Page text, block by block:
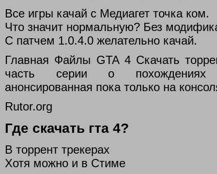
Все игры качай с Медиагет точка ком.
Что значит нормальную? Без
С патчем 1.0.4.0 желательно качай.
Главная Файлы GTA 4 Скачать
часть серии о похождениях
анонсированная пока только на
Rutor.org
Где скачать гта 4?
В торрент трекерах
Хотя можно и в Стиме